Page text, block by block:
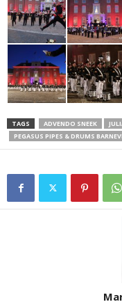
TAGS ADVENDO SNEEK
PEGASUS PIPES & DRUMS